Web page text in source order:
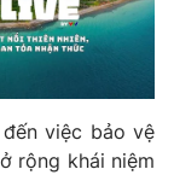
việc bảo vệ
rộng khái niệm